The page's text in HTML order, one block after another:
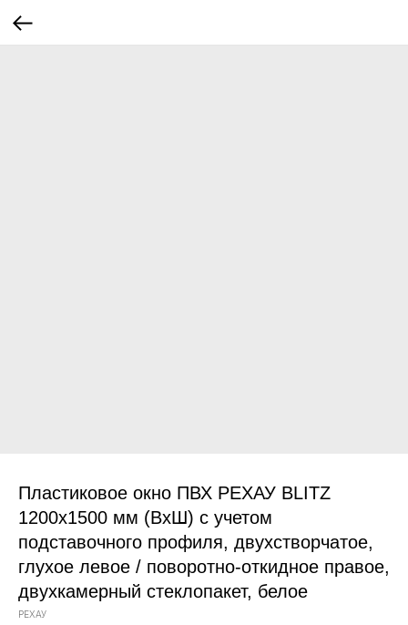
Пластиковое окно ПВХ РЕХАУ BLITZ
1200х1500 мм (ВхШ) с учетом
подставочного профиля, двухстворчатое,
глухое левое / поворотно-откидное правое,
двухкамерный стеклопакет, белое
РЕХАУ